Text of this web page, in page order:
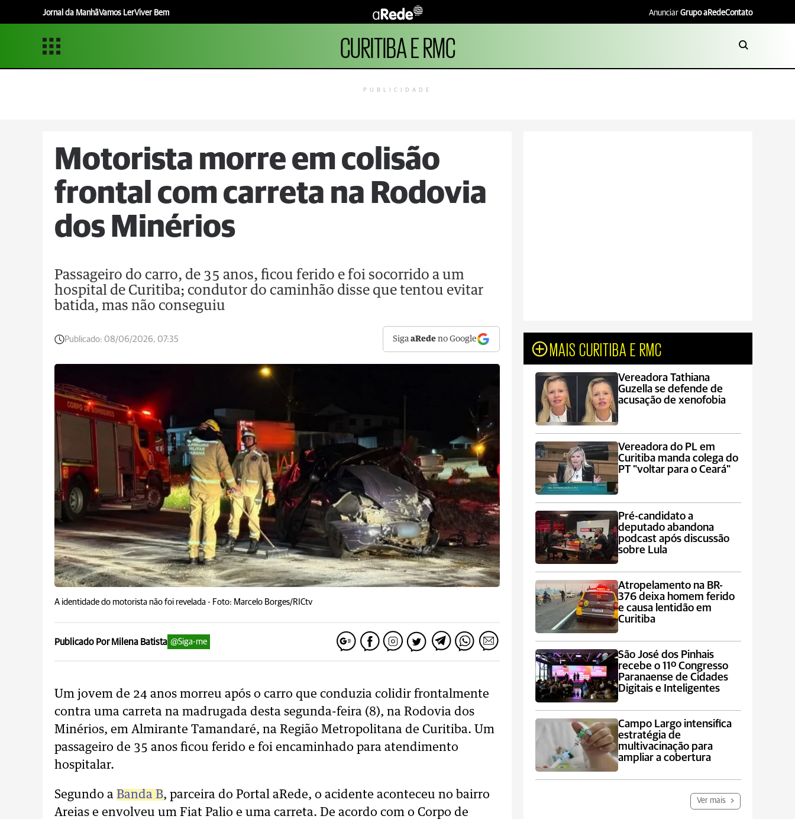
Jornal da ManhãVamos LerViver Bem Anunciar Grupo aRedeContato
CURITIBA E RMC
PUBLICIDADE
Motorista morre em colisão
frontal com carreta na Rodovia
dos Minérios
Passageiro do carro, de 35 anos, ficou ferido e foi socorrido a um
hospital de Curitiba; condutor do caminhão disse que tentou evitar
batida, mas não conseguiu
Publicado: 08/06/2026, 07:35 SigaaRede no Google
A identidade do motorista não foi revelada - Foto: Marcelo Borges/RICtv
Publicado Por Milena Batista @Siga-me
Um jovem de 24 anos morreu após o carro que conduzia colidir frontalmente
contra uma carreta na madrugada desta segunda-feira (8), na Rodovia dos
Minérios, em Almirante Tamandaré, na Região Metropolitana de Curitiba. Um
passageiro de 35 anos ficou ferido e foi encaminhado para atendimento
hospitalar.
Segundo a Banda B, parceira do Portal aRede, o acidente aconteceu no bairro
Areias e envolveu um Fiat Palio e uma carreta. De acordo com o Corpo de
MAIS CURITIBA E RMC
Vereadora Tathiana
Guzella se defende de
acusação de xenofobia
Vereadora do PL em
Curitiba manda colega do
PT "voltar para o Ceará"
Pré-candidato a
deputado abandona
podcast após discussão
sobre Lula
Atropelamento na BR-
376 deixa homem ferido
e causa lentidão em
Curitiba
São José dos Pinhais
recebe o 11º Congresso
Paranaense de Cidades
Digitais e Inteligentes
Campo Largo intensifica
estratégia de
multivacinação para
ampliar a cobertura
Ver mais